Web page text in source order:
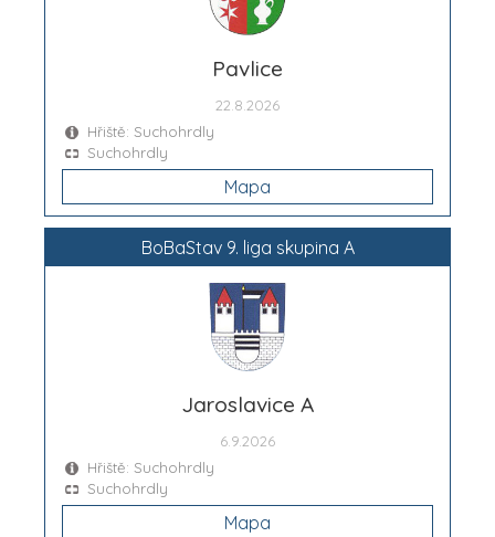
Pavlice
22.8.2026
Hřiště: Suchohrdly
Suchohrdly
Mapa
BoBaStav 9. liga skupina A
Jaroslavice A
6.9.2026
Hřiště: Suchohrdly
Suchohrdly
Mapa